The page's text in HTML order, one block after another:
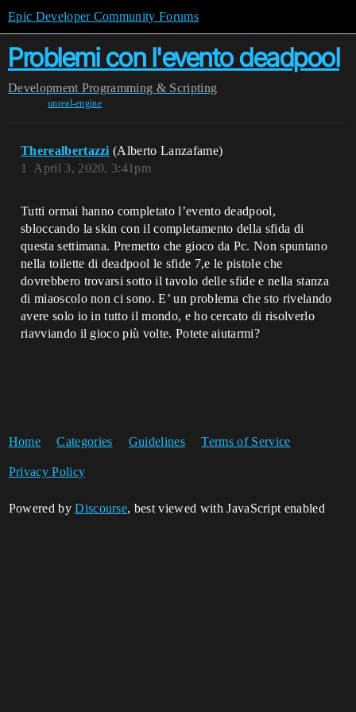
Epic Developer Community Forums
Problemi con l'evento deadpool
Development Programming & Scripting
unreal-engine
Therealbertazzi (Alberto Lanzafame)
April 3, 2020, 3:41pm
1
Tutti ormai hanno completato l’evento deadpool,
sbloccando la skin con il completamento della sfida di
questa settimana. Premetto che gioco da Pc. Non spuntano
nella toilette di deadpool le sfide 7,e le pistole che
dovrebbero trovarsi sotto il tavolo delle sfide e nella stanza
di miaoscolo non ci sono. E’ un problema che sto rivelando
avere solo io in tutto il mondo, e ho cercato di risolverlo
riavviando il gioco più volte. Potete aiutarmi?
Home Categories Guidelines Terms of Service
Privacy Policy
Powered byDiscourse, best viewed with JavaScript enabled